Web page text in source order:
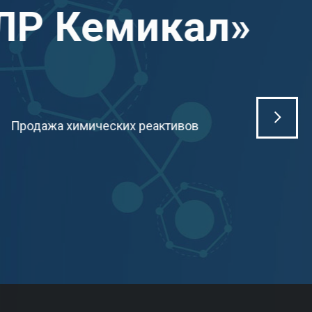
Кемикал»
Продажа химических реактивов